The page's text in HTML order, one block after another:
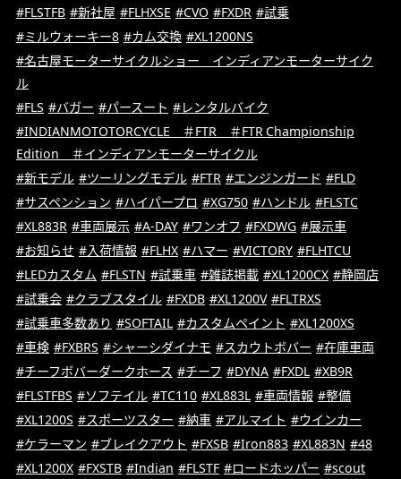
#FLSTFB #新社屋 #FLHXSE #CVO #FXDR #試乗
#ミルウォーキー8 #カム交換 #XL1200NS
#名古屋モーターサイクルショー インディアンモーターサイク
ル
#FLS #バガー #パースート #レンタルバイク
#INDIANMOTOTORCYCLE ＃FTR ＃FTR Championship
Edition ＃インディアンモーターサイクル
#新モデル #ツーリングモデル #FTR #エンジンガード #FLD
#サスペンション #ハイパープロ #XG750 #ハンドル #FLSTC
#XL883R #車両展示 #A-DAY #ワンオフ #FXDWG #展示車
#お知らせ #入荷情報 #FLHX #ハマー #VICTORY #FLHTCU
#LEDカスタム #FLSTN #試乗車 #雑誌掲載 #XL1200CX #静岡店
#試乗会 #クラブスタイル #FXDB #XL1200V #FLTRXS
#試乗車多数あり #SOFTAIL #カスタムペイント #XL1200XS
#車検 #FXBRS #シャーシダイナモ #スカウトボバー #在庫車両
#チーフボバーダークホース #チーフ #DYNA #FXDL #XB9R
#FLSTFBS #ソフテイル #TC110 #XL883L #車両情報 #整備
#XL1200S #スポーツスター #納車 #アルマイト #ウインカー
#ケラーマン #ブレイクアウト #FXSB #Iron883 #XL883N #48
#XL1200X #FXSTB #Indian #FLSTF #ロードホッパー #scout